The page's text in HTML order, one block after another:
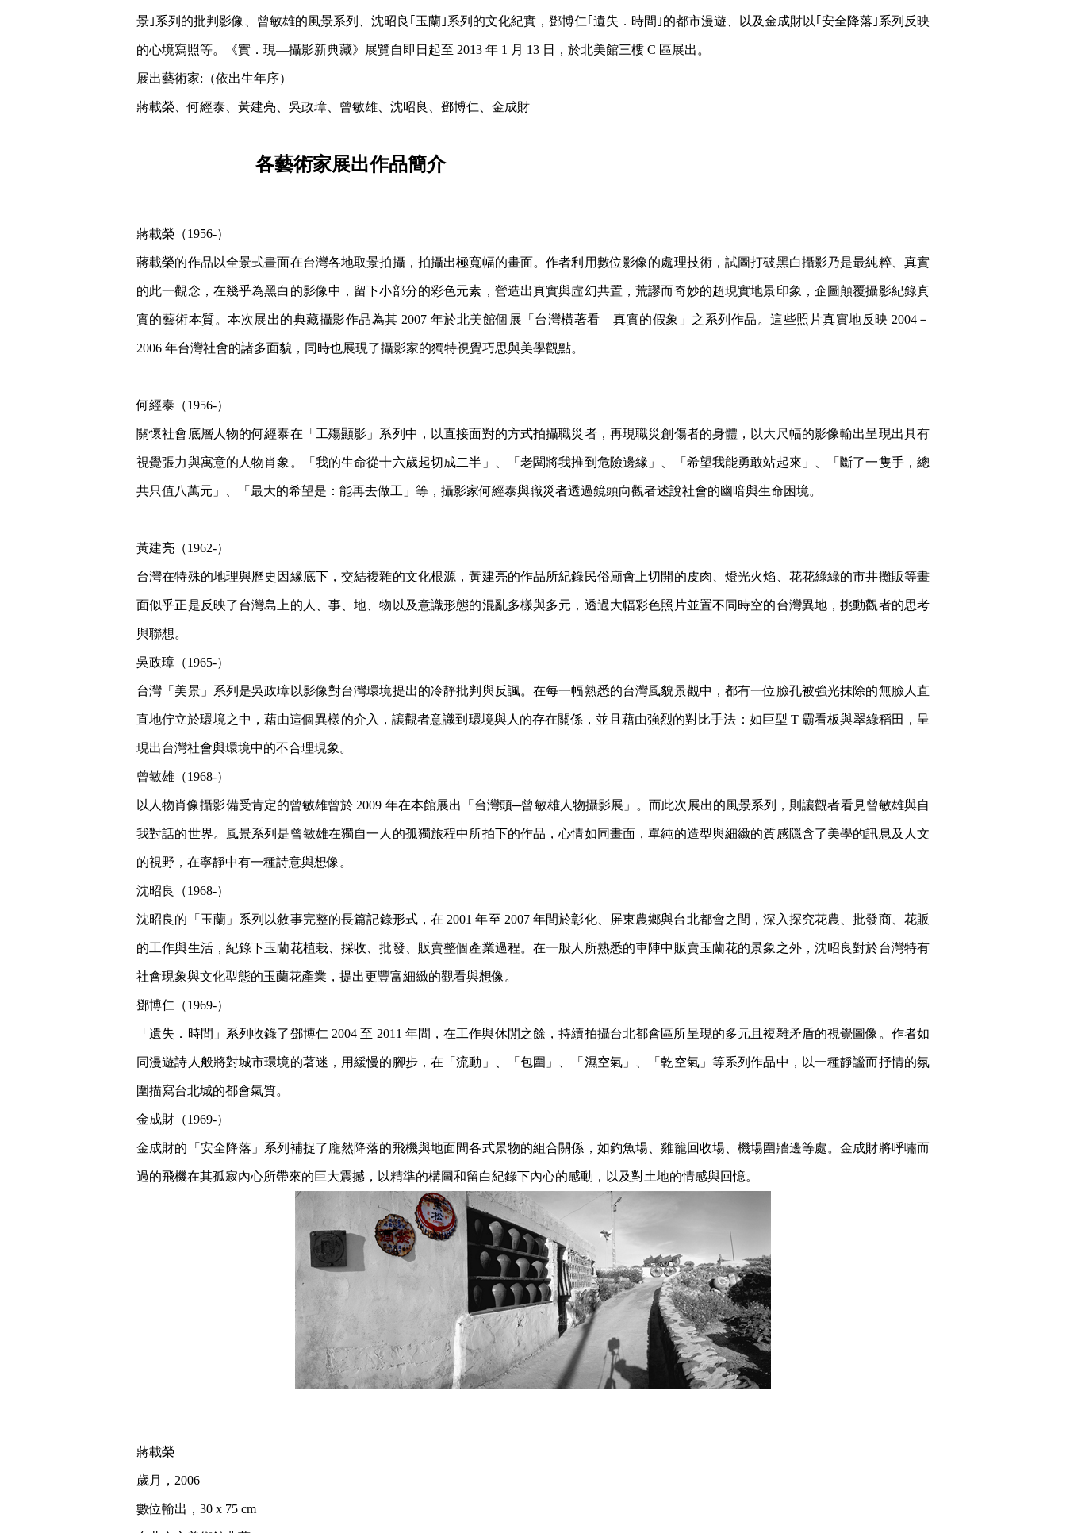
景｣系列的批判影像、曾敏雄的風景系列、沈昭良｢玉蘭｣系列的文化紀實，鄧博仁｢遺失．時間｣的都市漫遊、以及金成財以｢安全降落｣系列反映
的心境寫照等。《實．現—攝影新典藏》展覽自即日起至 2013 年 1 月 13 日，於北美館三樓 C 區展出。
展出藝術家:（依出生年序）
蔣載榮、何經泰、黃建亮、吳政璋、曾敏雄、沈昭良、鄧博仁、金成財
各藝術家展出作品簡介
蔣載榮（1956-）
蔣載榮的作品以全景式畫面在台灣各地取景拍攝，拍攝出極寬幅的畫面。作者利用數位影像的處理技術，試圖打破黑白攝影乃是最純粹、真實
的此一觀念，在幾乎為黑白的影像中，留下小部分的彩色元素，營造出真實與虛幻共置，荒謬而奇妙的超現實地景印象，企圖顛覆攝影紀錄真
實的藝術本質。本次展出的典藏攝影作品為其 2007 年於北美館個展「台灣橫著看—真實的假象」之系列作品。這些照片真實地反映 2004－
2006 年台灣社會的諸多面貌，同時也展現了攝影家的獨特視覺巧思與美學觀點。
何經泰（1956-）
關懷社會底層人物的何經泰在「工殤顯影」系列中，以直接面對的方式拍攝職災者，再現職災創傷者的身體，以大尺幅的影像輸出呈現出具有
視覺張力與寓意的人物肖象。「我的生命從十六歲起切成二半」、「老闆將我推到危險邊緣」、「希望我能勇敢站起來」、「斷了一隻手，總
共只值八萬元」、「最大的希望是：能再去做工」等，攝影家何經泰與職災者透過鏡頭向觀者述說社會的幽暗與生命困境。
黃建亮（1962-）
台灣在特殊的地理與歷史因緣底下，交結複雜的文化根源，黃建亮的作品所紀錄民俗廟會上切開的皮肉、燈光火焰、花花綠綠的市井攤販等畫
面似乎正是反映了台灣島上的人、事、地、物以及意識形態的混亂多樣與多元，透過大幅彩色照片並置不同時空的台灣異地，挑動觀者的思考
與聯想。
吳政璋（1965-）
台灣「美景」系列是吳政璋以影像對台灣環境提出的冷靜批判與反諷。在每一幅熟悉的台灣風貌景觀中，都有一位臉孔被強光抹除的無臉人直
直地佇立於環境之中，藉由這個異樣的介入，讓觀者意識到環境與人的存在關係，並且藉由強烈的對比手法：如巨型 T 霸看板與翠綠稻田，呈
現出台灣社會與環境中的不合理現象。
曾敏雄（1968-）
以人物肖像攝影備受肯定的曾敏雄曾於 2009 年在本館展出「台灣頭─曾敏雄人物攝影展」。而此次展出的風景系列，則讓觀者看見曾敏雄與自
我對話的世界。風景系列是曾敏雄在獨自一人的孤獨旅程中所拍下的作品，心情如同畫面，單純的造型與細緻的質感隱含了美學的訊息及人文
的視野，在寧靜中有一種詩意與想像。
沈昭良（1968-）
沈昭良的「玉蘭」系列以敘事完整的長篇記錄形式，在 2001 年至 2007 年間於彰化、屏東農鄉與台北都會之間，深入探究花農、批發商、花販
的工作與生活，紀錄下玉蘭花植栽、採收、批發、販賣整個產業過程。在一般人所熟悉的車陣中販賣玉蘭花的景象之外，沈昭良對於台灣特有
社會現象與文化型態的玉蘭花產業，提出更豐富細緻的觀看與想像。
鄧博仁（1969-）
「遺失．時間」系列收錄了鄧博仁 2004 至 2011 年間，在工作與休閒之餘，持續拍攝台北都會區所呈現的多元且複雜矛盾的視覺圖像。作者如
同漫遊詩人般將對城市環境的著迷，用緩慢的腳步，在「流動」、「包圍」、「濕空氣」、「乾空氣」等系列作品中，以一種靜謐而抒情的氛
圍描寫台北城的都會氣質。
金成財（1969-）
金成財的「安全降落」系列補捉了龐然降落的飛機與地面間各式景物的組合關係，如釣魚場、雞籠回收場、機場圍牆邊等處。金成財將呼嘯而
過的飛機在其孤寂內心所帶來的巨大震撼，以精準的構圖和留白紀錄下內心的感動，以及對土地的情感與回憶。
蔣載榮
歲月，2006
數位輸出，30 x 75 cm